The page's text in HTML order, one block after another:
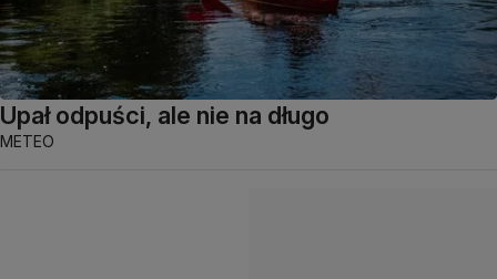
Upał odpuści, ale nie na długo
METEO